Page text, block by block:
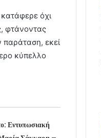
όχι
φτάνοντας
παράταση, εκεί
κύπελλο
Εντυπωσιακή